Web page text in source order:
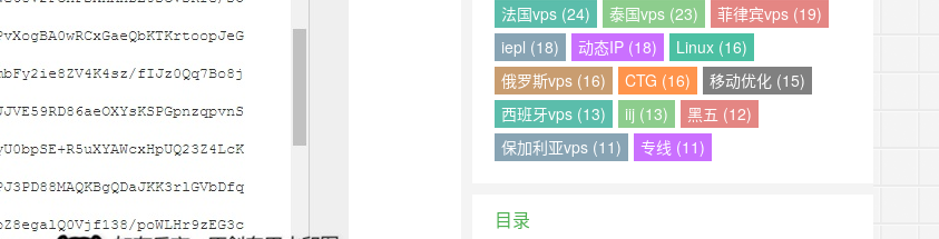
法国vps (24)
泰国vps (23)
菲律宾vps (19)
iepl (18)
动态IP (18)
Linux (16)
俄罗斯vps (16)
CTG (16)
移动优化 (15)
西班牙vps (13)
iij (13)
黑五 (12)
保加利亚vps (11)
专线 (11)
目录